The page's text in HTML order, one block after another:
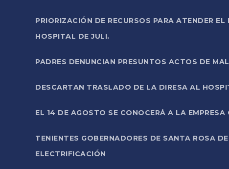
PRIORIZACIÓN DE RECURSOS PARA ATENDER
HOSPITAL DE JULI.
PADRES DENUNCIAN PRESUNTOS ACTOS DE
DESCARTAN TRASLADO DE LA DIRESA AL
EL 14 DE AGOSTO SE CONOCERÁ A LA
TENIENTES GOBERNADORES DE SANTA ROSA
ELECTRIFICACIÓN